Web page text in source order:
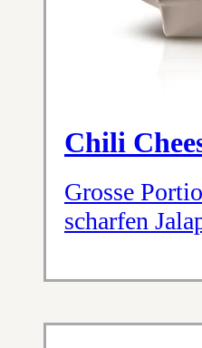
Chili
Grosse
scharfen